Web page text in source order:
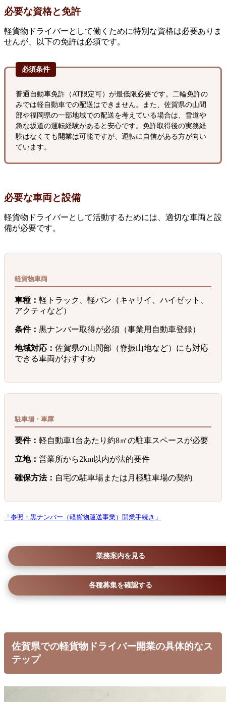
必要な資格と免許
軽貨物ドライバーとして働くために特別な資格は必要ありま
せんが、以下の免許は必須です。
必須条件
普通自動車免許（AT限定可）が最低限必要です。二輪免許の
みでは軽自動車での配送はできません。また、佐賀県の山間
部や福岡県の一部地域での配送を考えている場合は、雪道や
急な坂道の運転経験があると安心です。免許取得後の実務経
験はなくても開業は可能ですが、運転に自信がある方が向い
ています。
必要な車両と設備
軽貨物ドライバーとして活動するためには、適切な車両と設
備が必要です。
軽貨物車両
車種： 軽トラック、軽バン（キャリイ、ハイゼット、
アクティなど）
条件： 黒ナンバー取得が必須（事業用自動車登録）
地域対応： 佐賀県の山間部（脊振山地など）にも対応
できる車両がおすすめ
駐車場・車庫
要件： 軽自動車1台あたり約8㎡の駐車スペースが必要
立地： 営業所から2km以内が法的要件
確保方法： 自宅の駐車場または月極駐車場の契約
「参照：黒ナンバー（軽貨物運送事業）開業手続き」
業務案内を見る
各種募集を確認する
佐賀県での軽貨物ドライバー開業の具体的なス
テップ